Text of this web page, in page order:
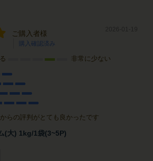
ご購入者様
購入確認済み
非常に少ない
らの評判がとても良かったです
(大) 1kg/1袋(3~5P)